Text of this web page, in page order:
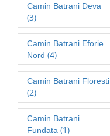
Camin Batrani Deva
(3)
Camin Batrani Eforie
Nord (4)
Camin Batrani Floresti
(2)
Camin Batrani
Fundata (1)